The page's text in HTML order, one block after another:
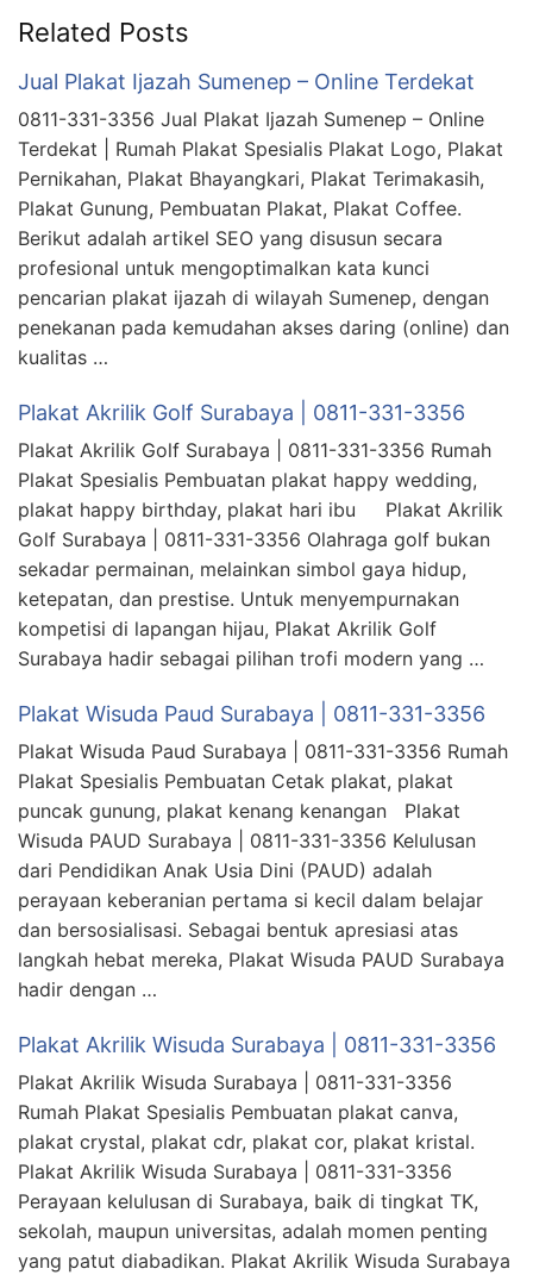
Related Posts
Jual Plakat Ijazah Sumenep – Online Terdekat
0811-331-3356 Jual Plakat Ijazah Sumenep – Online
Terdekat | Rumah Plakat Spesialis Plakat Logo, Plakat
Pernikahan, Plakat Bhayangkari, Plakat Terimakasih,
Plakat Gunung, Pembuatan Plakat, Plakat Coffee.
Berikut adalah artikel SEO yang disusun secara
profesional untuk mengoptimalkan kata kunci
pencarian plakat ijazah di wilayah Sumenep, dengan
penekanan pada kemudahan akses daring (online) dan
kualitas …
Plakat Akrilik Golf Surabaya | 0811-331-3356
Plakat Akrilik Golf Surabaya | 0811-331-3356 Rumah
Plakat Spesialis Pembuatan plakat happy wedding,
plakat happy birthday, plakat hari ibu Plakat Akrilik
Golf Surabaya | 0811-331-3356 Olahraga golf bukan
sekadar permainan, melainkan simbol gaya hidup,
ketepatan, dan prestise. Untuk menyempurnakan
kompetisi di lapangan hijau, Plakat Akrilik Golf
Surabaya hadir sebagai pilihan trofi modern yang …
Plakat Wisuda Paud Surabaya | 0811-331-3356
Plakat Wisuda Paud Surabaya | 0811-331-3356 Rumah
Plakat Spesialis Pembuatan Cetak plakat, plakat
puncak gunung, plakat kenang kenangan Plakat
Wisuda PAUD Surabaya | 0811-331-3356 Kelulusan
dari Pendidikan Anak Usia Dini (PAUD) adalah
perayaan keberanian pertama si kecil dalam belajar
dan bersosialisasi. Sebagai bentuk apresiasi atas
langkah hebat mereka, Plakat Wisuda PAUD Surabaya
hadir dengan …
Plakat Akrilik Wisuda Surabaya | 0811-331-3356
Plakat Akrilik Wisuda Surabaya | 0811-331-3356
Rumah Plakat Spesialis Pembuatan plakat canva,
plakat crystal, plakat cdr, plakat cor, plakat kristal.
Plakat Akrilik Wisuda Surabaya | 0811-331-3356
Perayaan kelulusan di Surabaya, baik di tingkat TK,
sekolah, maupun universitas, adalah momen penting
yang patut diabadikan. Plakat Akrilik Wisuda Surabaya